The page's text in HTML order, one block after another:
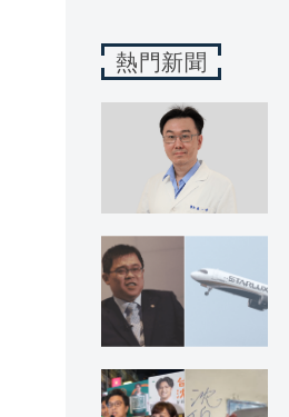
熱門新聞